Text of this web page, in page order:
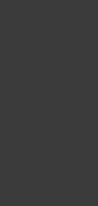
مرحبًا بكم في